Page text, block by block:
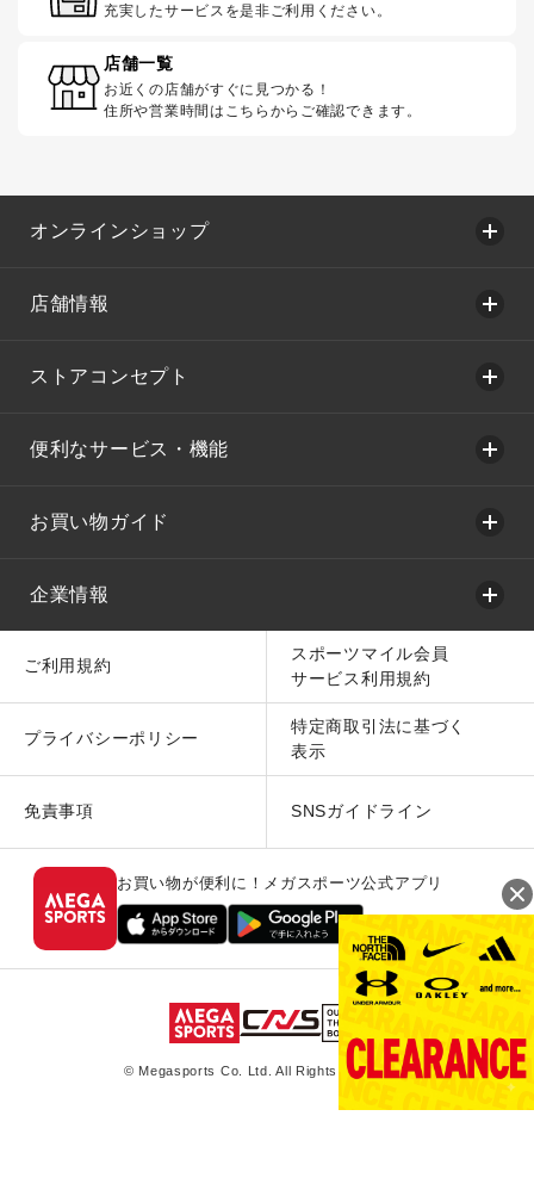
充実したサービスを是非ご利用ください。
店舗一覧
お近くの店舗がすぐに見つかる！
住所や営業時間はこちらからご確認できます。
オンラインショップ
店舗情報
ストアコンセプト
便利なサービス・機能
お買い物ガイド
企業情報
ご利用規約
スポーツマイル会員
サービス利用規約
プライバシーポリシー
特定商取引法に基づく
表示
免責事項 SNSガイドライン
お買い物が便利に！メガスポーツ公式アプリ
© Megasports Co. Ltd. All Rights Reserved.